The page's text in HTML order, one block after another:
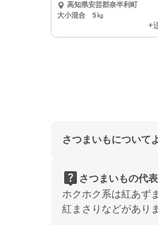
高知県安芸郡奈半利町
大小混合 5㎏
+
さつまいもについて
live_help さつまいもの代
ホクホク系は紅あず
紅まさりなどがあり